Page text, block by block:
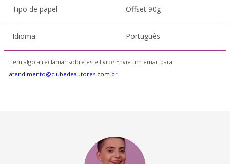
Tipo de papel Offset 90g
Idioma Português
Tem algo a reclamar sobre este livro? Envie um email para
atendimento@clubedeautores.com.br